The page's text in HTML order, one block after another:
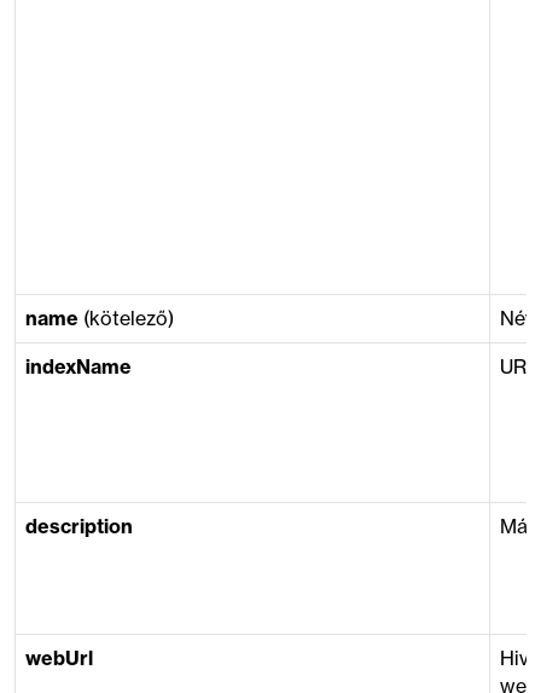
name (kötelező)
Név
indexName
description
webUrl